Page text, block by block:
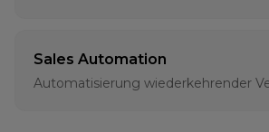
Sales Automation
Automatisierung wiederkehrender